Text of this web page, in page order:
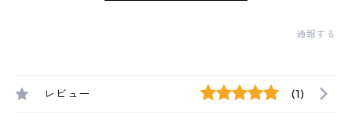
通報する
レビュー (1)